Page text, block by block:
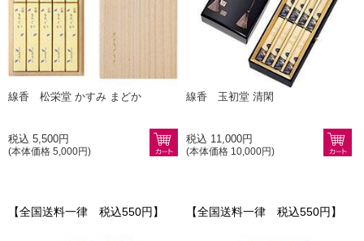
線香 松栄堂 かすみ まどか
税込 5,500円
(本体価格 5,000円)
線香 玉初堂 清閑
税込 11,000円
(本体価格 10,000円)
【全国送料一律 税込550円】 【全国送料一律 税込550円】